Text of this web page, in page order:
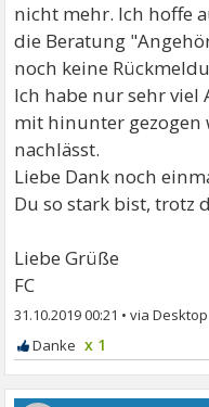
nicht mehr. Ich hoffe
die Beratung
noch keine
Ich habe nur sehr viel
mit hinunter gezogen
nachlässt.
Liebe Dank noch
Du so stark bist, trotz
Liebe Grüße
FC
31.10.2019 00:21 •
x 1